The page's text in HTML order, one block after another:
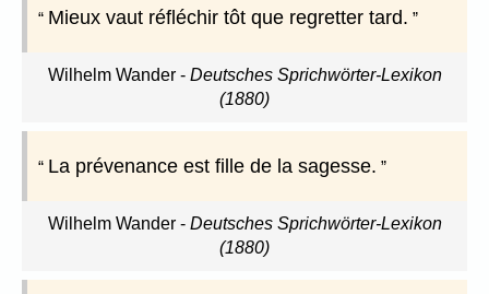
Mieux vaut réfléchir tôt que regretter tard.
Wilhelm Wander- Deutsches Sprichwörter-Lexikon
(1880)
La prévenance est fille de la sagesse.
Wilhelm Wander- Deutsches Sprichwörter-Lexikon
(1880)